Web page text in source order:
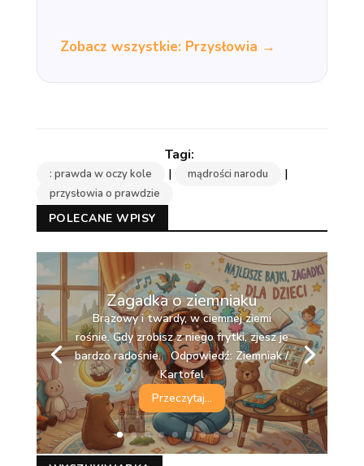
Zobacz wszystkie: Przysłowia →
: prawda w oczy kole | mądrości narodu |
przysłowia o prawdzie
POLECANE WPISY
Zagadka o ziemniaku
Brązowy i twardy, w ciemnej ziemi
rośnie. Gdy zrobisz z niego frytki, zjesz je
bardzo radośnie. Odpowiedź: Ziemniak /
Kartofel
Przeczytaj...